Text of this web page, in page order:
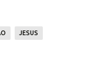
JESUS